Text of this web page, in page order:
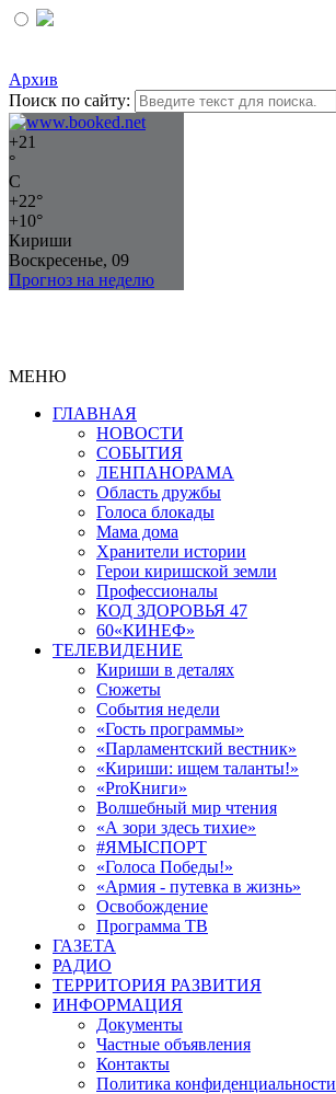
Архив
Поиск по сайту:
+21
°
C
+22°
+10°
Кириши
Воскресенье, 09
Прогноз на неделю
МЕНЮ
ГЛАВНАЯ
НОВОСТИ
СОБЫТИЯ
ЛЕНПАНОРАМА
Область дружбы
Голоса блокады
Мама дома
Хранители истории
Герои киришской земли
Профессионалы
КОД ЗДОРОВЬЯ 47
60«КИНЕФ»
ТЕЛЕВИДЕНИЕ
Кириши в деталях
Сюжеты
События недели
«Гость программы»
«Парламентский вестник»
«Кириши: ищем таланты!»
«ProКниги»
Волшебный мир чтения
«А зори здесь тихие»
#ЯМЫСПОРТ
«Голоса Победы!»
«Армия - путевка в жизнь»
Освобождение
Программа ТВ
ГАЗЕТА
РАДИО
ТЕРРИТОРИЯ РАЗВИТИЯ
ИНФОРМАЦИЯ
Документы
Частные объявления
Контакты
Политика конфиденциальности